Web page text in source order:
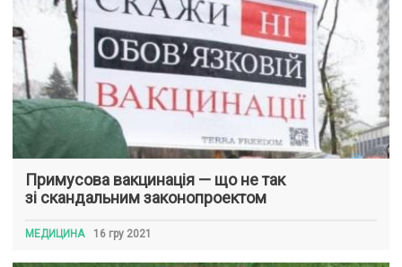
Примусова вакцинація — що не так
зі скандальним законопроектом
МЕДИЦИНА 16 гру 2021